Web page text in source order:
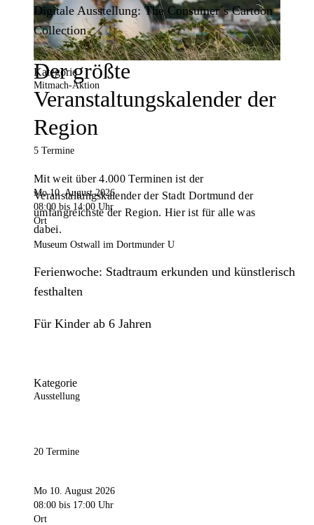
Der größte
Veranstaltungskalender der
Region
Mit weit über 4.000 Terminen ist der
Veranstaltungskalender der Stadt Dortmund der
umfangreichste der Region. Hier ist für alle was
dabei.
Digitale Ausstellung: The Consumer´s Cartoon
Collection
Kategorie
Mitmach-Aktion
5 Termine
Mo 10. August 2026
08:00 bis 14:00 Uhr
Ort
Museum Ostwall im Dortmunder U
Ferienwoche: Stadtraum erkunden und künstlerisch
festhalten
Für Kinder ab 6 Jahren
Kategorie
Ausstellung
20 Termine
Mo 10. August 2026
08:00 bis 17:00 Uhr
Ort